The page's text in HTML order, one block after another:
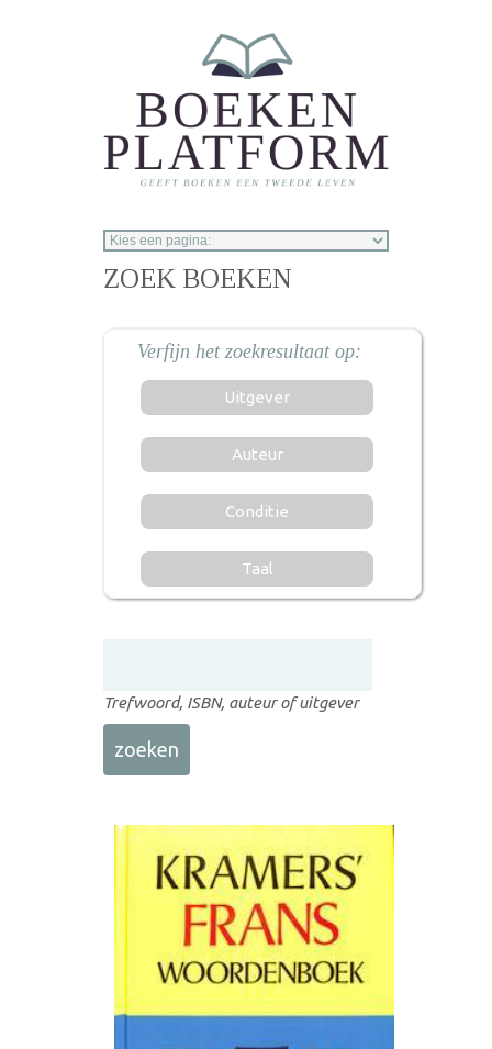
ZOEK BOEKEN
Uitgever
Auteur
Conditie
Taal
Trefwoord, ISBN, auteur of uitgever